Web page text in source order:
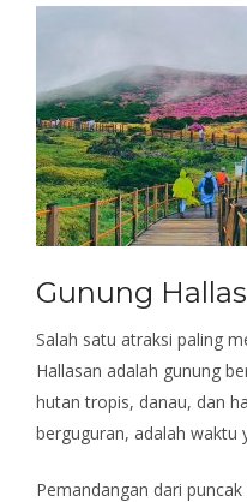
Gunung
Salah satu atraksi paling
Hallasan adalah gunung
hutan tropis, danau, dan
berguguran, adalah waktu
Pemandangan dari